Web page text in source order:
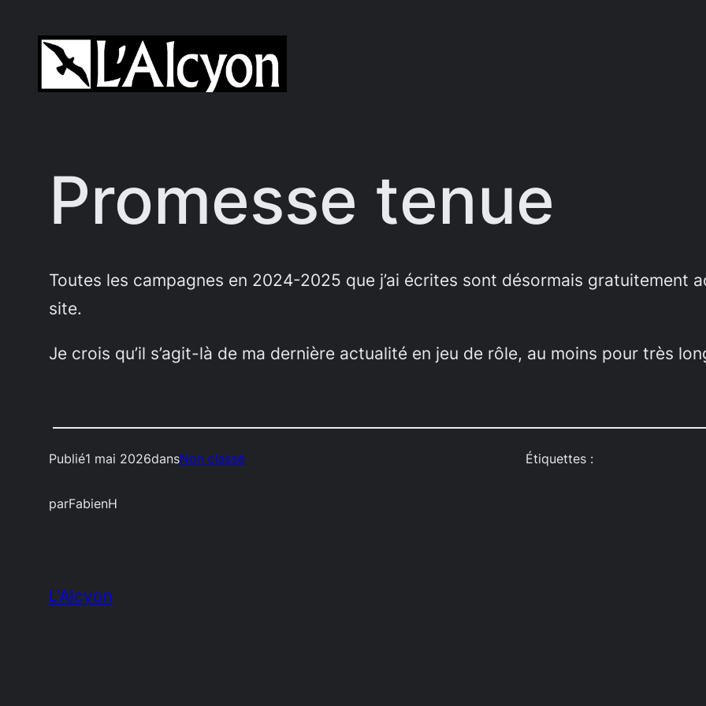
contenu
Promesse tenue
Toutes les campagnes en 2024-2025 que j’ai écrites sont désormais gratuitement
site.
Je crois qu’il s’agit-là de ma dernière actualité en jeu de rôle, au moins pour très
Publié1 mai 2026dansNon classé
parFabienH
Étiquettes :
L'Alcyon